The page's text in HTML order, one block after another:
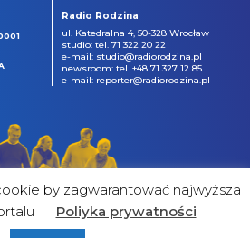
Radio Rodzina
ul. Katedralna 4, 50-328 Wrocław
studio: tel. 71 322 20 22
e-mail: studio@radiorodzina.pl
newsroom: tel. +48 71 327 12 85
e-mail: reporter@radiorodzina.pl
by zagwarantować najwyższa
Poliyka prywatności